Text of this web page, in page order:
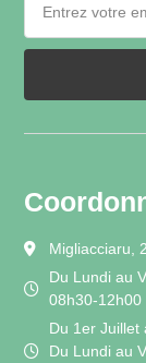
Migliacciaru,
Du Lundi au
08h30-
Du 1er Juillet
Du Lundi au